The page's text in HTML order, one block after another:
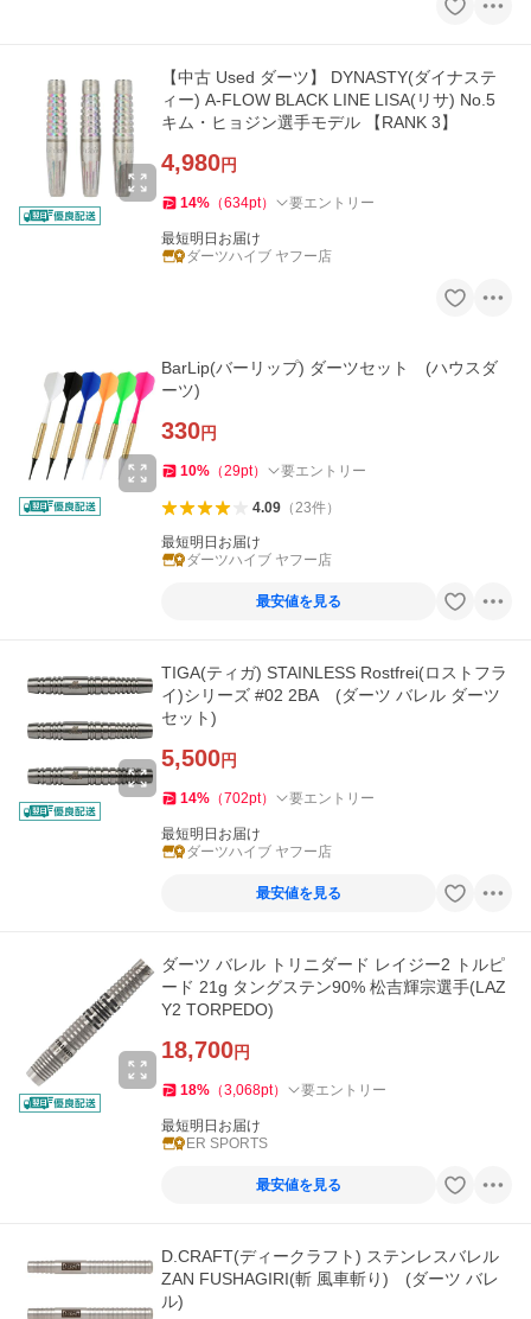
【中古 Used ダーツ】 DYNASTY(ダイナステ
ィー) A-FLOW BLACK LINE LISA(リサ) No.5
キム・ヒョジン選手モデル 【RANK 3】
4,980円
14% （634pt） 要エントリー
最短明日お届け
ダーツハイブ ヤフー店
BarLip(バーリップ) ダーツセット (ハウスダ
ーツ)
330円
10% （29pt） 要エントリー
4.09（23件）
最短明日お届け
ダーツハイブ ヤフー店
最安値を見る
TIGA(ティガ) STAINLESS Rostfrei(ロストフラ
イ)シリーズ #02 2BA (ダーツ バレル ダーツ
セット)
5,500円
14% （702pt） 要エントリー
最短明日お届け
ダーツハイブ ヤフー店
最安値を見る
ダーツ バレル トリニダード レイジー2 トルピ
ード 21g タングステン90% 松吉輝宗選手(LAZ
Y2 TORPEDO)
18,700円
18% （3,068pt） 要エントリー
最短明日お届け
ER SPORTS
最安値を見る
D.CRAFT(ディークラフト) ステンレスバレル
ZAN FUSHAGIRI(斬 風車斬り) (ダーツ バレ
ル)